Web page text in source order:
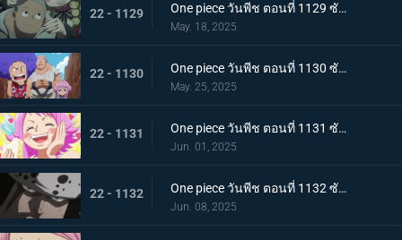
22 - 1129 One piece วันพีช ตอนที่ 1129 ซับไทย อดีตของคุมะ โลกที่ตายไปเสียยังดีกว่า
May. 18, 2025
22 - 1130 One piece วันพีช ตอนที่ 1130 ซับไทย ประวัติศาสตร์ที่ถูกลบล้าง ก็อดวัลเลย์แห่งความสิ้นหวัง
May. 25, 2025
22 - 1131 One piece วันพีช ตอนที่ 1131 ซับไทย ความสุขเพียงชั่วคราว คุมาจี้กับจินนี่
Jun. 01, 2025
22 - 1132 One piece วันพีช ตอนที่ 1132 ซับไทย คำสาบานที่มีให้กับจินนี่ คุมะที่ได้กลายเป็นพ่อ
Jun. 08, 2025